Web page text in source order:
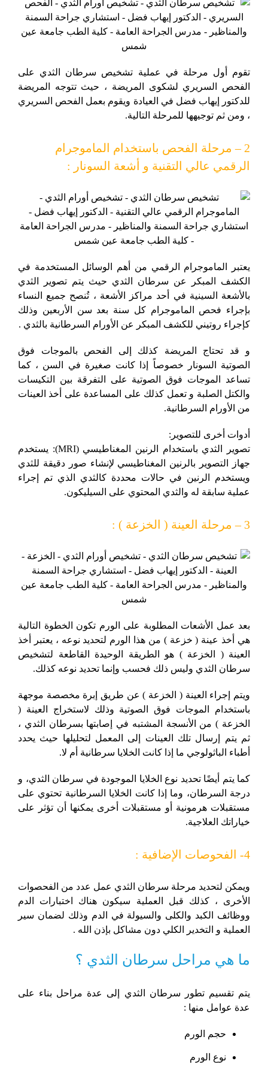
تقوم أول مرحلة في عملية تشخيص سرطان الثدي على
الفحص السريري لشكوى المريضة ، حيث تتوجه المريضة
للدكتور إيهاب فضل في العيادة ويقوم بعمل الفحص السريري
، ومن ثم توجيهها للمرحلة التالية.
2 – مرحلة الفحص باستخدام الماموجرام
الرقمي عالي التقنية و أشعة السونار :
يعتبر الماموجرام الرقمي من أهم الوسائل المستخدمة في
الكشف المبكر عن سرطان الثدي حيث يتم تصوير الثدي
بالأشعة السينية في أحد مراكز الأشعة ، تُنصح جميع النساء
بإجراء فحص الماموجرام كل سنة بعد سن الأربعين وذلك
كإجراء روتيني للكشف المبكر عن الأورام السرطانية بالثدي .
و قد تحتاج المريضة كذلك إلى الفحص بالموجات فوق
الصوتية السونار خصوصاً إذا كانت صغيرة في السن ، كما
تساعد الموجات فوق الصوتية على التفرقة بين التكيسات
والكتل الصلبة و تعمل كذلك على المساعدة على أخذ العينات
من الأورام السرطانية.
أدوات أخرى للتصوير:
تصوير الثدي باستخدام الرنين المغناطيسي (MRI): يستخدم
جهاز التصوير بالرنين المغناطيسي لإنشاء صور دقيقة للثدي
ويستخدم الرنين في حالات محددة كالثدي الذي تم إجراء
عملية سابقة له والثدي المحتوي على السيليكون.
3 – مرحلة العينة ( الخزعة ) :
بعد عمل الأشعات المطلوبة على الورم تكون الخطوة التالية
هي أخذ عينة ( خزعة ) من هذا الورم لتحديد نوعه ، يعتبر أخذ
العينة ( الخزعة ) هو الطريقة الوحيدة القاطعة لتشخيص
سرطان الثدي وليس ذلك فحسب وإنما تحديد نوعه كذلك.
ويتم إجراء العينة ( الخزعة ) عن طريق إبرة مخصصة موجهة
باستخدام الموجات فوق الصوتية وذلك لاستخراج العينة (
الخزعة ) من الأنسجة المشتبه في إصابتها بسرطان الثدي ،
ثم يتم إرسال تلك العينات إلى المعمل لتحليلها حيث يحدد
أطباء الباثولوجي ما إذا كانت الخلايا سرطانية أم لا.
كما يتم أيضًا تحديد نوع الخلايا الموجودة في سرطان الثدي، و
درجة السرطان، وما إذا كانت الخلايا السرطانية تحتوي على
مستقبلات هرمونية أو مستقبلات أخرى يمكنها أن تؤثر على
خياراتك العلاجية.
4- الفحوصات الإضافية :
ويمكن لتحديد مرحلة سرطان الثدي عمل عدد من الفحصوات
الأخرى ، كذلك قبل العملية سيكون هناك اختبارات الدم
ووظائف الكبد والكلى والسيولة في الدم وذلك لضمان سير
العملية و التخدير الكلي دون مشاكل بإذن الله .
ما هي مراحل سرطان الثدي ؟
يتم تقسيم تطور سرطان الثدي إلى عدة مراحل بناء على
عدة عوامل منها :
حجم الورم
نوع الورم